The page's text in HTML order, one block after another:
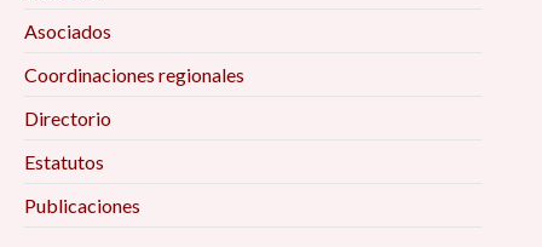
Asociados
Coordinaciones regionales
Directorio
Estatutos
Publicaciones